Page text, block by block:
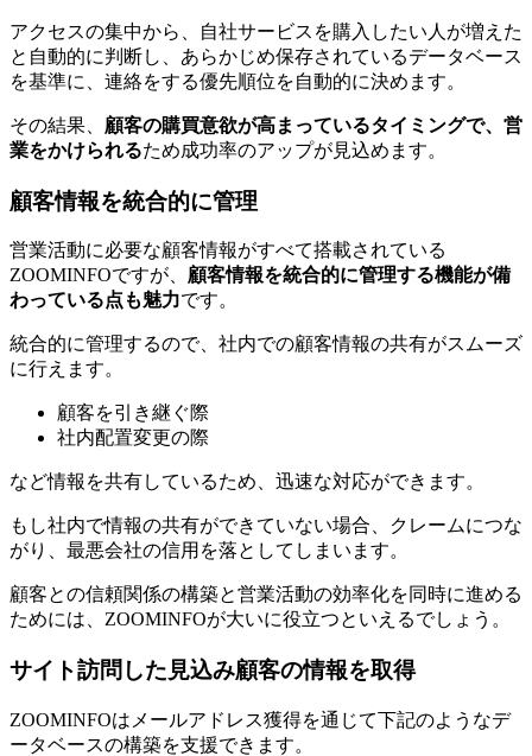
アクセスの集中から、自社サービスを購入したい人が増えた
と自動的に判断し、あらかじめ保存されているデータベース
を基準に、連絡をする優先順位を自動的に決めます。
その結果、 顧客の購買意欲が高まっているタイミングで、営
業をかけられるため成功率のアップが見込めます。
顧客情報を統合的に管理
営業活動に必要な顧客情報がすべて搭載されている
ZOOMINFOですが、 顧客情報を統合的に管理する機能が備
わっている点も魅力です。
統合的に管理するので、社内での顧客情報の共有がスムーズ
に行えます。
顧客を引き継ぐ際
社内配置変更の際
など情報を共有しているため、迅速な対応ができます。
もし社内で情報の共有ができていない場合、クレームにつな
がり、最悪会社の信用を落としてしまいます。
顧客との信頼関係の構築と営業活動の効率化を同時に進める
ためには、ZOOMINFOが大いに役立つといえるでしょう。
サイト訪問した見込み顧客の情報を取得
ZOOMINFOはメールアドレス獲得を通じて下記のようなデ
ータベースの構築を支援できます。